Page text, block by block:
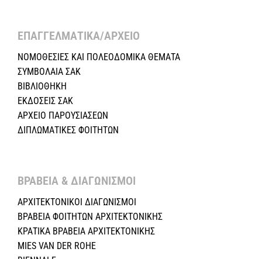
ΕΠΑΓΓΕΛΜΑΤΙΚΑ/ΑΡΧΕΙΟ ​
ΝΟΜΟΘΕΣΙΕΣ KAI ΠΟΛΕΟΔΟΜΙΚΑ ΘΕΜΑΤΑ
ΣΥΜΒΟΛΑΙΑ ΣΑΚ
ΒΙΒΛΙΟΘΗΚΗ
ΕΚΔΟΣΕΙΣ ΣΑΚ
ΑΡΧΕΙΟ ΠΑΡΟΥΣΙΑΣΕΩΝ
ΔΙΠΛΩΜΑΤΙΚΕΣ ΦΟΙΤΗΤΩΝ
ΒΡΑΒΕΙΑ & ΔΙΑΓΩΝΙΣΜΟΙ ​
ΑΡΧΙΤΕΚΤΟΝΙΚΟΙ ΔΙΑΓΩΝΙΣΜΟΙ
ΒΡΑΒΕΙΑ ΦΟΙΤΗΤΩΝ ΑΡΧΙΤΕΚΤΟΝΙΚΗΣ
ΚΡΑΤΙΚΑ ΒΡΑΒΕΙΑ ΑΡΧΙΤΕΚΤΟΝΙΚΗΣ
MIES VAN DER ROHE